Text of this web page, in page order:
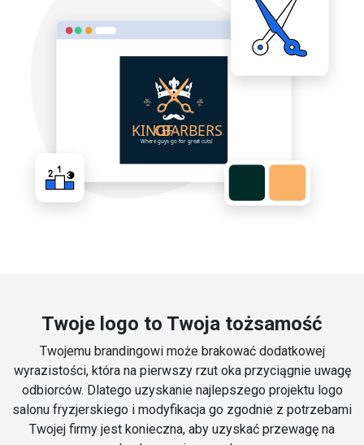
Twoje logo to Twoja tożsamość
Twojemu brandingowi może brakować dodatkowej
wyrazistości, która na pierwszy rzut oka przyciągnie uwagę
odbiorców. Dlatego uzyskanie najlepszego projektu logo
salonu fryzjerskiego i modyfikacja go zgodnie z potrzebami
Twojej firmy jest konieczna, aby uzyskać przewagę na